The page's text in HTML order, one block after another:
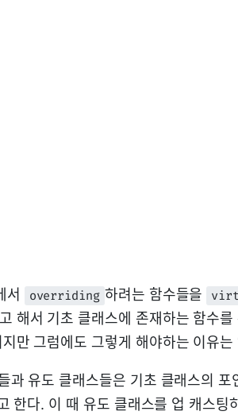
서 overriding 하려는 함수들을
해서 기초 클래스에 존재하는 함수를
만 그럼에도 그렇게 해야하는 이유는
과 유도 클래스들은 기초 클래스의 포
한다. 이 때 유도 클래스를 업 캐스팅